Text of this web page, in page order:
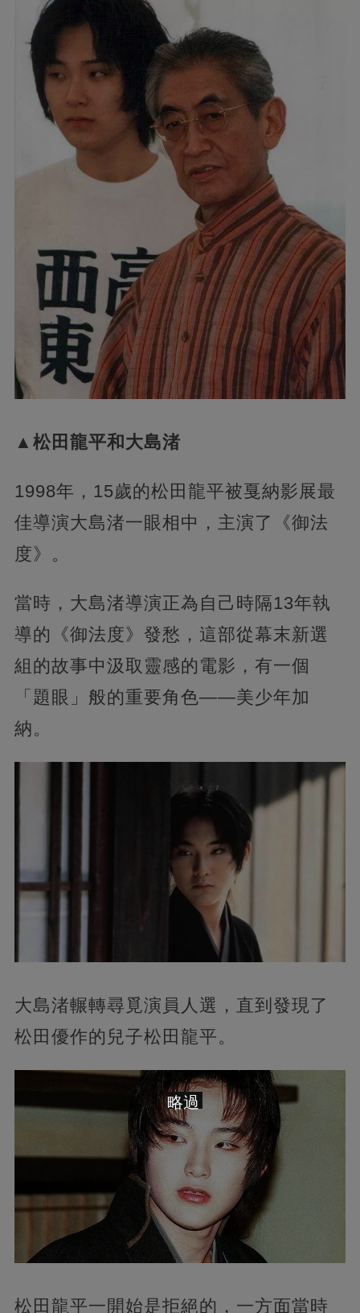
▲松田龍平和大島渚
1998年，15歲的松田龍平被戛納影展最
佳導演大島渚一眼相中，主演了《御法
度》。
當時，大島渚導演正為自己時隔13年執
導的《御法度》發愁，這部從幕末新選
組的故事中汲取靈感的電影，有一個
「題眼」般的重要角色——美少年加
納。
大島渚輾轉尋覓演員人選，直到發現了
松田優作的兒子松田龍平。
松田龍平一開始是拒絕的，一方面當時
略過